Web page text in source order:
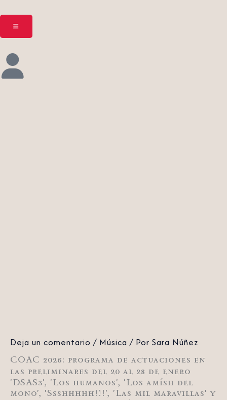
Deja un comentario / Música / Por Sara Núñez
COAC 2026: programa de actuaciones en
las preliminares del 20 al 28 de enero
'DSAS3', 'Los humanos', 'Los amísh del
mono', 'Ssshhhhh!!!', 'Las mil maravillas' y